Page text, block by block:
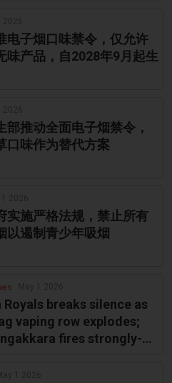
电子烟口味禁令，仅允许
味产品，自2028年9月起生
部推动全面电子烟禁令，
口味作为替代方案
实施严格法规，禁止所有
以遏制青少年吸烟
Royals breaks silence as
vaping row explodes;
fires strongly-